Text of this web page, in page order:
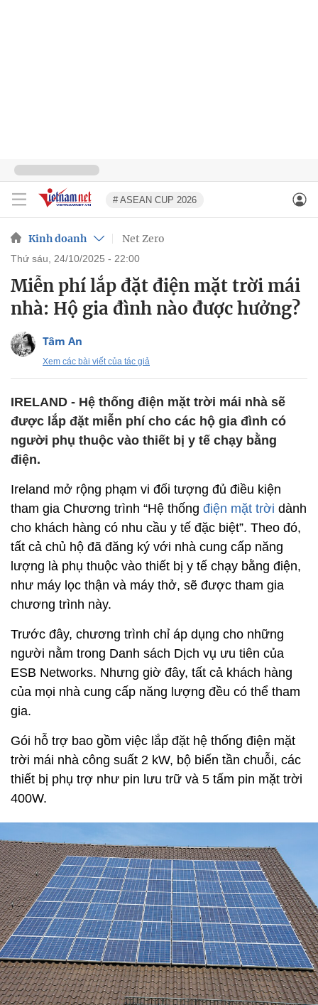
# ASEAN CUP 2026
Kinh doanh Net Zero
thứ sáu, 24/10/2025 - 22:00
Miễn phí lắp đặt điện mặt trời mái
nhà: Hộ gia đình nào được hưởng?
Tâm An
Xem các bài viết của tác giả
IRELAND - Hệ thống điện mặt trời mái nhà sẽ
được lắp đặt miễn phí cho các hộ gia đình có
người phụ thuộc vào thiết bị y tế chạy bằng
điện.
Ireland mở rộng phạm vi đối tượng đủ điều kiện
tham gia Chương trình “Hệ thống điện mặt trời dành
cho khách hàng có nhu cầu y tế đặc biệt”. Theo đó,
tất cả chủ hộ đã đăng ký với nhà cung cấp năng
lượng là phụ thuộc vào thiết bị y tế chạy bằng điện,
như máy lọc thận và máy thở, sẽ được tham gia
chương trình này.
Trước đây, chương trình chỉ áp dụng cho những
người nằm trong Danh sách Dịch vụ ưu tiên của
ESB Networks. Nhưng giờ đây, tất cả khách hàng
của mọi nhà cung cấp năng lượng đều có thể tham
gia.
Gói hỗ trợ bao gồm việc lắp đặt hệ thống điện mặt
trời mái nhà công suất 2 kW, bộ biến tần chuỗi, các
thiết bị phụ trợ như pin lưu trữ và 5 tấm pin mặt trời
400W.